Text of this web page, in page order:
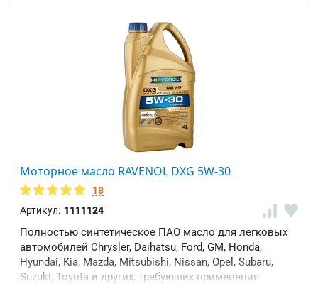
Моторное масло RAVENOL DXG 5W-30
18
Артикул: 1111124
Полностью синтетическое ПАО масло для легковых
автомобилей Chrysler, Daihatsu, Ford, GM, Honda,
Hyundai, Kia, Mazda, Mitsubishi, Nissan, Opel, Subaru,
Suzuki, Toyota и других, требующих применения